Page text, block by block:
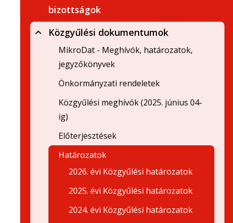
bizottságok
Közgyűlési dokumentumok
MikroDat - Meghívók, határozatok,
jegyzőkönyvek
Önkormányzati rendeletek
Közgyűlési meghívók (2025. június 04-
ig)
Előterjesztések
Határozatok
2026. évi Közgyűlési határozatok
2025. évi Közgyűlési határozatok
2024. évi Közgyűlési határozatok